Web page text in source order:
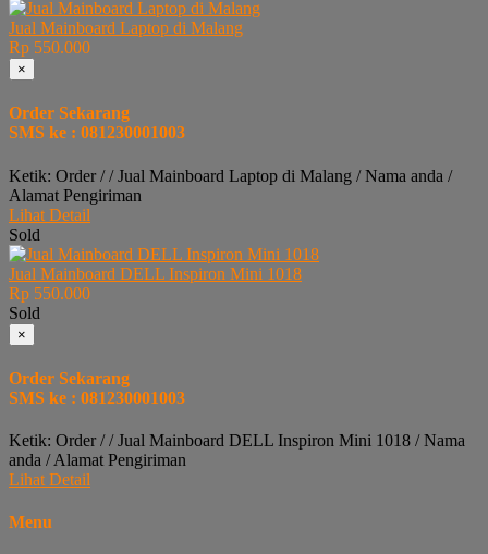
Jual Mainboard Laptop di Malang
Rp 550.000
×
Order Sekarang
SMS ke : 081230001003
Ketik: Order / / Jual Mainboard Laptop di Malang / Nama anda /
Alamat Pengiriman
Lihat Detail
Sold
Jual Mainboard DELL Inspiron Mini 1018
Rp 550.000
Sold
×
Order Sekarang
SMS ke : 081230001003
Ketik: Order / / Jual Mainboard DELL Inspiron Mini 1018 / Nama
anda / Alamat Pengiriman
Lihat Detail
Menu